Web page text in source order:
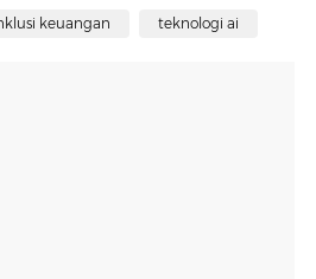
keuangan teknologi ai